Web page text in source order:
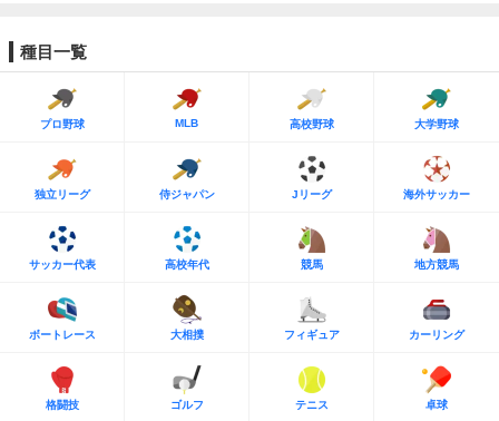
種目一覧
プロ野球 MLB 高校野球 大学野球
独立リーグ 侍ジャパン Jリーグ 海外サッカー
サッカー代表 高校年代 競馬 地方競馬
ボートレース 大相撲 フィギュア カーリング
格闘技 ゴルフ テニス 卓球